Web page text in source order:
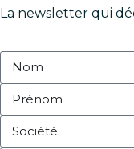
La newsletter qui